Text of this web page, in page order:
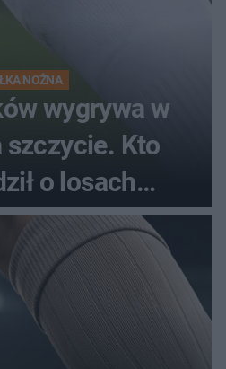
NOŻNA
wygrywa w
szczycie. Kto
o losach